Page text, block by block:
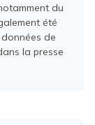
du
été
de
la presse